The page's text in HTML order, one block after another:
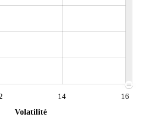
14
16
Volatilité